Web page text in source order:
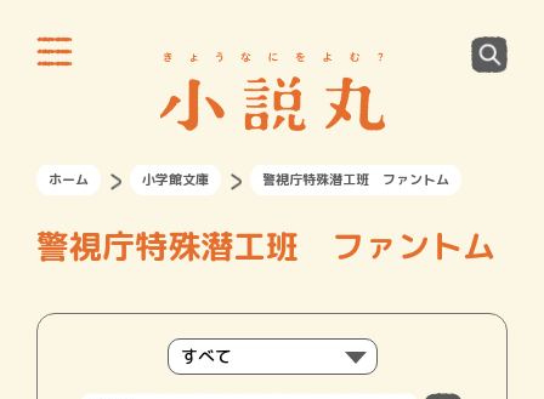
ホーム 小学館文庫 警視庁特殊潜工班 ファントム
警視庁特殊潜工班 ファントム